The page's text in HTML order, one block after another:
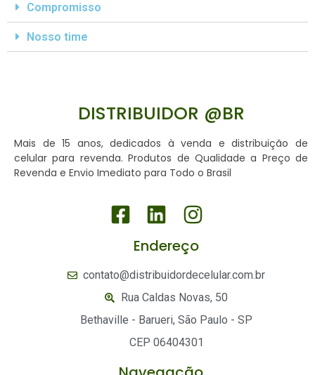
Compromisso
Nosso time
DISTRIBUIDOR @BR
Mais de 15 anos, dedicados à venda e distribuição de
celular para revenda. Produtos de Qualidade a Preço de
Revenda e Envio Imediato para Todo o Brasil
Endereço
contato@distribuidordecelular.com.br
Rua Caldas Novas, 50
Bethaville - Barueri, São Paulo - SP
CEP 06404301